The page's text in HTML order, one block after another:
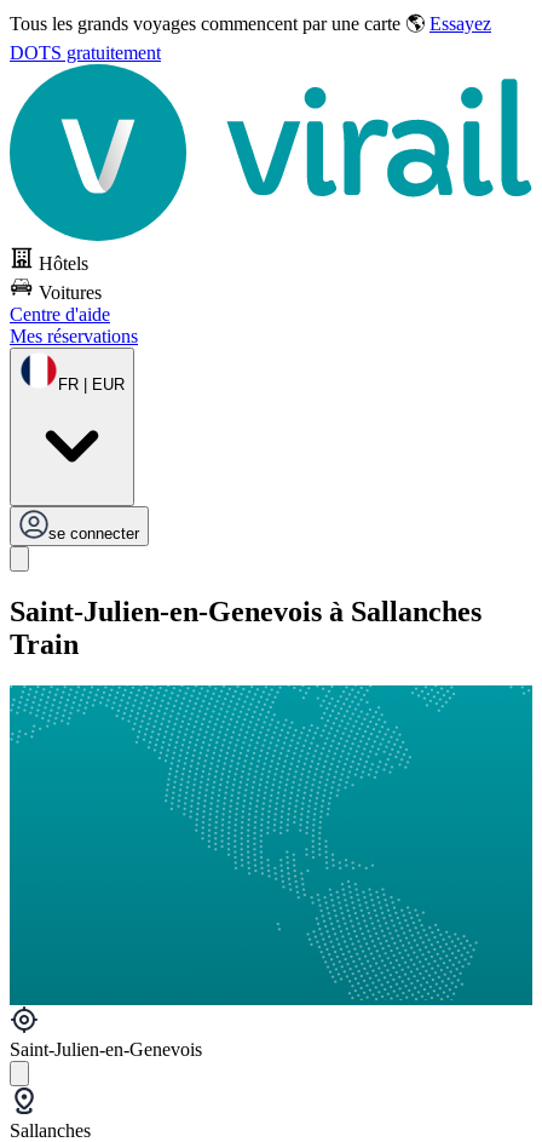
Tous les grands voyages commencent par une carte 🌎 Essayez
DOTS gratuitement
Hôtels
Voitures
Centre d'aide
Mes réservations
FR | EUR
se connecter
Saint-Julien-en-Genevois à Sallanches
Train
Saint-Julien-en-Genevois
Sallanches